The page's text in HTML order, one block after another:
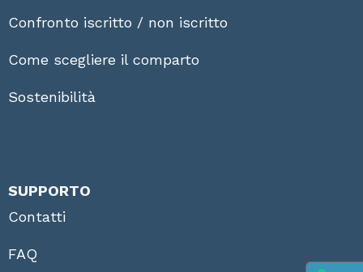
Confronto iscritto / non iscritto
Come scegliere il comparto
Sostenibilità
SUPPORTO
Contatti
FAQ